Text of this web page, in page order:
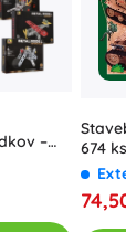
–
674
36 ×